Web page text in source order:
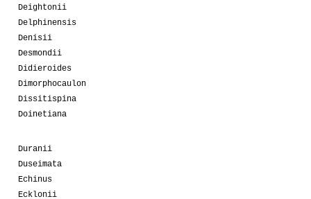
Deightonii
Delphinensis
Denisii
Desmondii
Didieroides
Dimorphocaulon
Dissitispina
Doinetiana
Duranii
Duseimata
Echinus
Ecklonii